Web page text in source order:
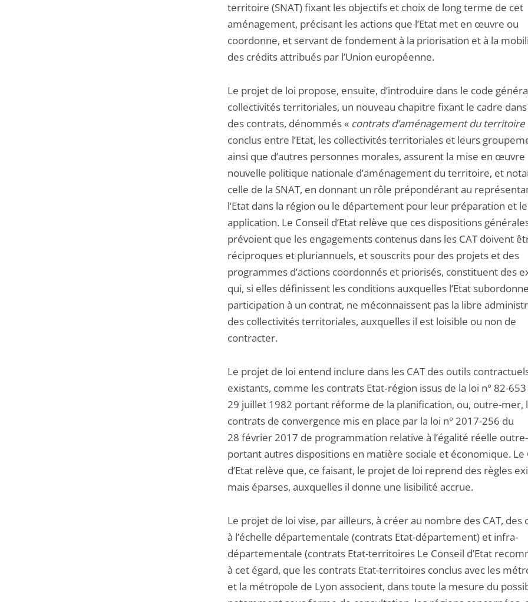
territoire (SNAT) fixant les objectifs et choix de long terme de cet
aménagement, précisant les actions que l’Etat met en œuvre ou
coordonne, et servant de fondement à la priorisation et à la
des crédits attribués par l’Union européenne.
Le projet de loi propose, ensuite, d’introduire dans le code
collectivités territoriales, un nouveau chapitre fixant le cadre
des contrats, dénommés « contrats d’aménagement du territoire
conclus entre l’Etat, les collectivités territoriales et leurs
ainsi que d’autres personnes morales, assurent la mise en œuvre
nouvelle politique nationale d’aménagement du territoire, et
celle de la SNAT, en donnant un rôle prépondérant au
l’Etat dans la région ou le département pour leur préparation et
application. Le Conseil d’Etat relève que ces dispositions
prévoient que les engagements contenus dans les CAT doivent
réciproques et pluriannuels, et souscrits pour des projets et des
programmes d’actions coordonnés et priorisés, constituent des
qui, si elles définissent les conditions auxquelles l’Etat
participation à un contrat, ne méconnaissent pas la libre
des collectivités territoriales, auxquelles il est loisible ou non de
contracter.
Le projet de loi entend inclure dans les CAT des outils
existants, comme les contrats Etat‑région issus de la loi n° 82-
29 juillet 1982 portant réforme de la planification, ou, outre-mer,
contrats de convergence mis en place par la loi n° 2017-256 du
28 février 2017 de programmation relative à l’égalité réelle
portant autres dispositions en matière sociale et économique. Le
d’Etat relève que, ce faisant, le projet de loi reprend des règles
mais éparses, auxquelles il donne une lisibilité accrue.
Le projet de loi vise, par ailleurs, à créer au nombre des CAT, des
à l’échelle départementale (contrats Etat-département) et infra-
départementale (contrats Etat-territoires Le Conseil d’Etat
à cet égard, que les contrats Etat-territoires conclus avec les
et la métropole de Lyon associent, dans toute la mesure du